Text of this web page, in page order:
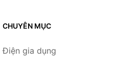
CHUYÊN MỤC
Điện gia dụng